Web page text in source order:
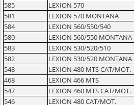
585
LEXION 570
581
LEXION 570 MONTANA
584
LEXION 560/550/540
580
LEXION 560/550 MONTANA
583
LEXION 530/520/510
582
LEXION 530/520 MONTANA
548
LEXION 480 MTS CAT/MOT.
468
LEXION 466 MTS
547
LEXION 460 MTS CAT/MOT.
546
LEXION 480 CAT/MOT.